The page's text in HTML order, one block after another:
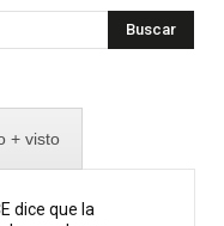
Buscar
+ visto
dice que la